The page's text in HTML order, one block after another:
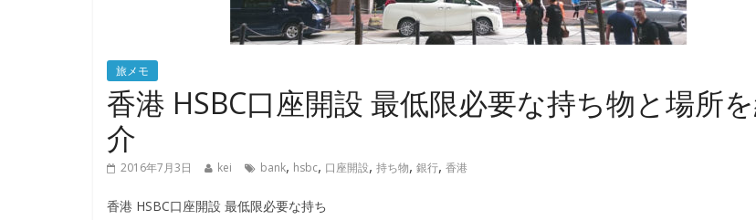
旅メモ
香港 HSBC口座開設 最低限必要な持ち物と場所
介
2016年7月3日 kei bank, hsbc, 口座開設, 持ち物, 銀行, 香港
香港 HSBC口座開設 最低限必要な持ち